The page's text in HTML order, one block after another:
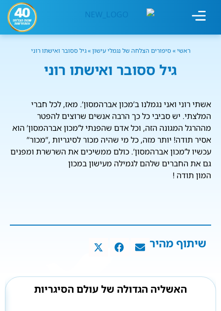
ראשי» סיפורים הצלחה של נגמלי עישון»גיל ססובר ואישתו רוני
גיל ססובר ואישתו רוני
אשתי רוני ואני נגמלנו ב’מכון אברהמסון’. מאז, לכל חברי
המלצתי. יש סביבי כל כך הרבה אנשים שרוצים להפטר
מההרגל המגונה הזה, וכל אדם שהפנתי ל’מכון אברהמסון’ הוא
אסיר תודה! יותר מזה, כל מי שהיה מכור לסיגריות ,”מכור”
עכשיו ל’מכון אברהמסון’. כולם ממשיכים את השרשרת ומפנים
גם את החברים שלהם לגמילה מעישון במכון
המון תודה !
שיתוף מהיר
האשליה הגדולה של עולם הסיגריות